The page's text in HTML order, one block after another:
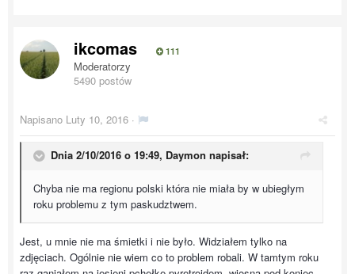
ikcomas 111
Moderatorzy
5490 postów
Napisano Luty 10, 2016 ·
Dnia 2/10/2016 o 19:49, Daymon napisał:
Chyba nie ma regionu polski która nie miała by w ubiegłym
roku problemu z tym paskudztwem.
Jest, u mnie nie ma śmietki i nie było. Widziałem tylko na
zdjęciach. Ogólnie nie wiem co to problem robali. W tamtym roku